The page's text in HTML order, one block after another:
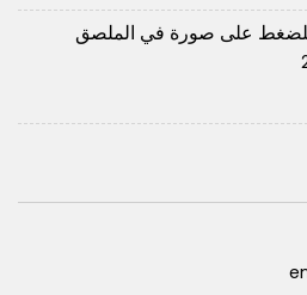
على صورة في الملصق